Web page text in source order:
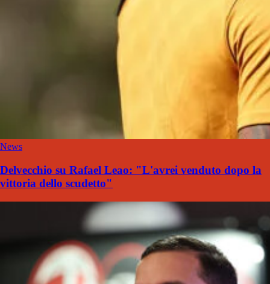
News
Delvecchio su Rafael Leao: "L'avrei venduto dopo la
vittoria dello scudetto"